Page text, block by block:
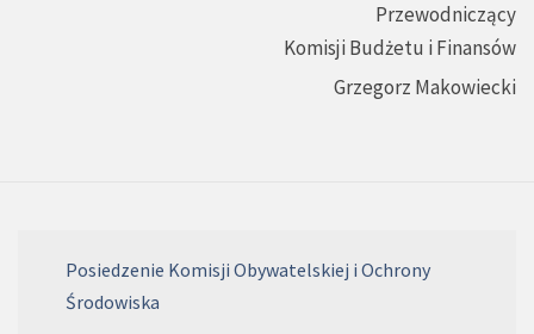
Przewodniczący
Komisji Budżetu i Finansów
Grzegorz Makowiecki
Posiedzenie Komisji Obywatelskiej i Ochrony
Środowiska